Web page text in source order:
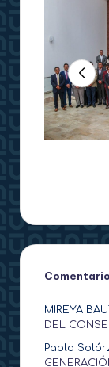
MIREYA
DEL
Pablo